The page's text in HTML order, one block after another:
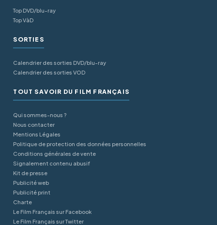
Top DVD/blu-ray
Top VàD
SORTIES
Calendrier des sorties DVD/blu-ray
Calendrier des sorties VOD
TOUT SAVOIR DU FILM FRANÇAIS
Qui sommes-nous ?
Nous contacter
Mentions Légales
Politique de protection des données personnelles
Conditions générales de vente
Signalement contenu abusif
Kit de presse
Publicité web
Publicité print
Charte
Le Film Français sur Facebook
Le Film Français sur Twitter